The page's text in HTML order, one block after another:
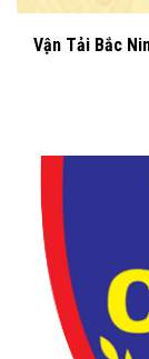
Vận Tải Bắc